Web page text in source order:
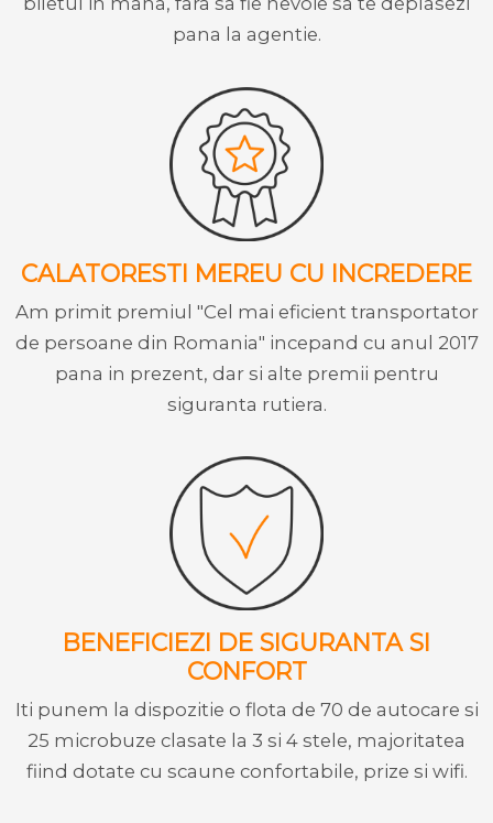
pana la agentie.
CALATORESTI MEREU CU INCREDERE
Am primit premiul "Cel mai eficient transportator
de persoane din Romania" incepand cu anul 2017
pana in prezent, dar si alte premii pentru
siguranta rutiera.
BENEFICIEZI DE SIGURANTA SI
CONFORT
Iti punem la dispozitie o flota de 70 de autocare si
25 microbuze clasate la 3 si 4 stele, majoritatea
fiind dotate cu scaune confortabile, prize si wifi.